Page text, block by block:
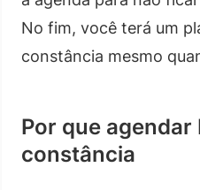
No fim, você terá um
constância mesmo
Por que agendar
constância